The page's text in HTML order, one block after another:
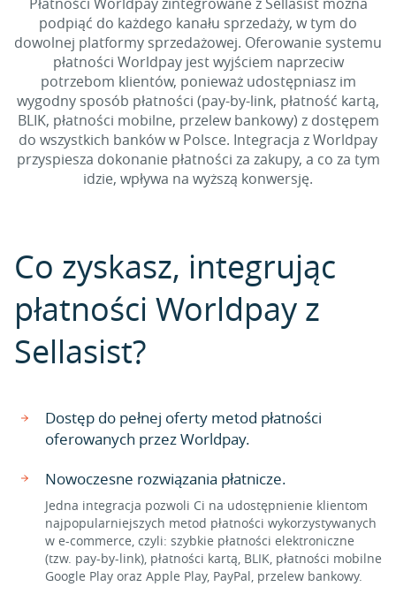
podpiąć do każdego kanału sprzedaży, w tym do
dowolnej platformy sprzedażowej. Oferowanie systemu
płatności Worldpay jest wyjściem naprzeciw
potrzebom klientów, ponieważ udostępniasz im
wygodny sposób płatności (pay-by-link, płatność kartą,
BLIK, płatności mobilne, przelew bankowy) z dostępem
do wszystkich banków w Polsce. Integracja z Worldpay
przyspiesza dokonanie płatności za zakupy, a co za tym
idzie, wpływa na wyższą konwersję.
Co zyskasz, integrując
płatności Worldpay z
Sellasist?
Dostęp do pełnej oferty metod płatności
oferowanych przez Worldpay.
Nowoczesne rozwiązania płatnicze.
Jedna integracja pozwoli Ci na udostępnienie klientom
najpopularniejszych metod płatności wykorzystywanych
w e-commerce, czyli: szybkie płatności elektroniczne
(tzw. pay-by-link), płatności kartą, BLIK, płatności mobilne
Google Play oraz Apple Play, PayPal, przelew bankowy.